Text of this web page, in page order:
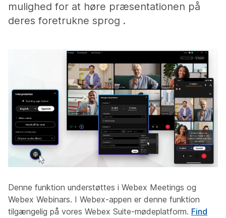
mulighed for at høre præsentationen på
deres foretrukne sprog .
Denne funktion understøttes i Webex Meetings og
Webex Webinars. I Webex-appen er denne funktion
tilgængelig på vores Webex Suite-mødeplatform. Find